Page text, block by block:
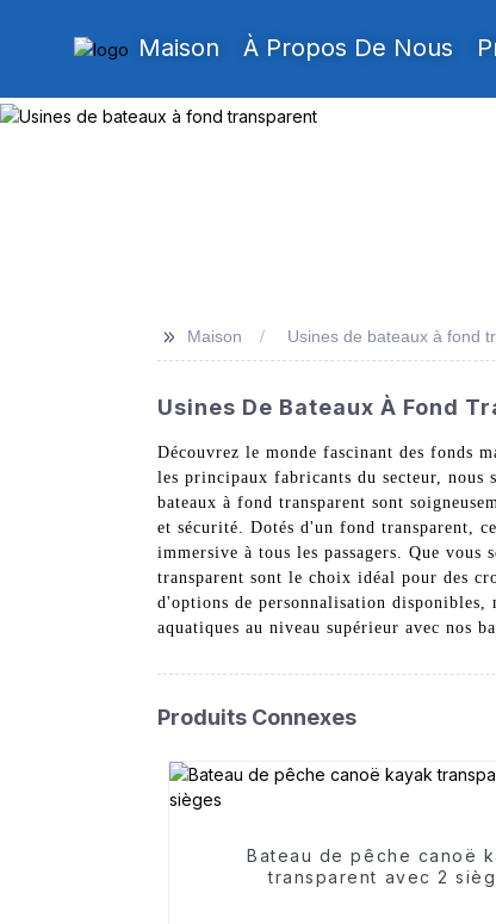
Maison À Propos De Nous
>> Maison Usines de bateaux à fond
Usines De Bateaux À Fond
Découvrez le monde fascinant des fonds
les principaux fabricants du secteur, nous
bateaux à fond transparent sont
et sécurité. Dotés d'un fond transparent,
immersive à tous les passagers. Que
transparent sont le choix idéal pour des
d'options de personnalisation disponibles,
aquatiques au niveau supérieur avec nos
Produits Connexes
Bateau de pêche canoë
transparent avec 2